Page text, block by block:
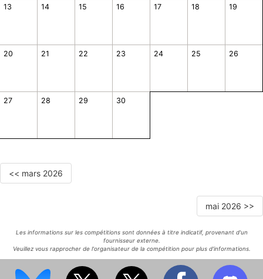
13 14 15 16 17 18 19
20 21 22 23 24 25 26
27 28 29 30
<< mars 2026
mai 2026 >>
Les informations sur les compétitions sont données à titre indicatif, provenant d'un
fournisseur externe.
Veuillez vous rapprocher de l'organisateur de la compétition pour plus d'informations.